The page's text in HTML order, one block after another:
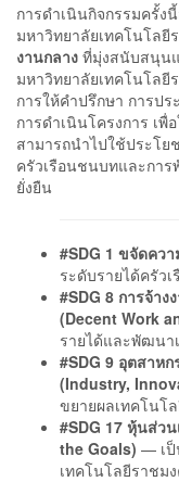
การดำเนินกิจกรรมครั้
มหาวิทยาลัยเทคโนโล
งานกลาง ที่มุ่งสนับสนุน
มหาวิทยาลัยเทคโนโล
การให้คำปรึกษา การป
การดำเนินโครงการ เ
สามารถนำไปใช้ประโย
ครัวเรือนชนบทและการ
ยั่งยืน
#SDG 1 ขจัดคว
ระดับรายได้ครัว
#SDG 8 การจ้า
(Decent Work
รายได้และพัฒนา
#SDG 9 อุตสาห
(Industry,
ขยายผลเทคโนโ
#SDG 17 หุ้นส่ว
the Goals) — เป็
เทคโนโลยีราชม